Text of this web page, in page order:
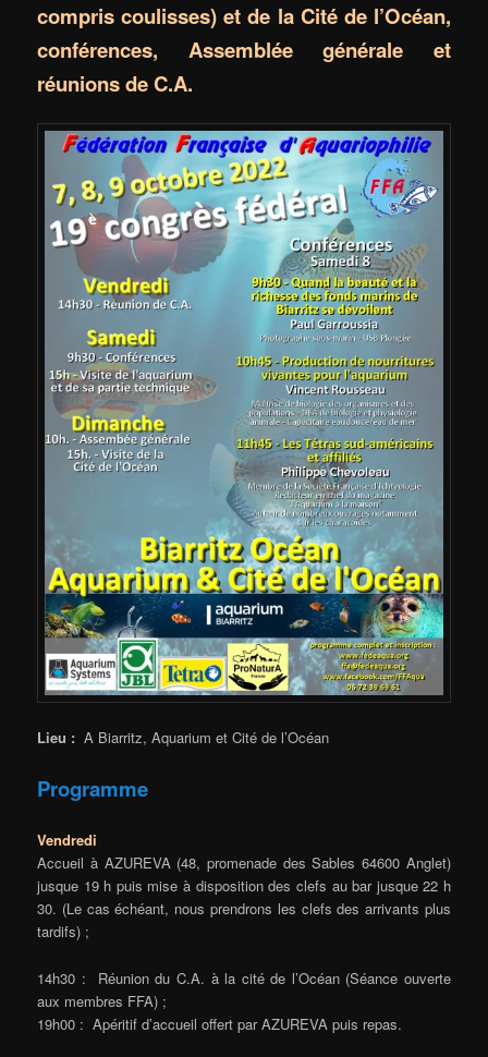
compris coulisses) et de la Cité de l’Océan,
conférences, Assemblée générale et
réunions de C.A.
Lieu : A Biarritz, Aquarium et Cité de l’Océan
Programme
Vendredi
Accueil à AZUREVA (48, promenade des Sables 64600 Anglet)
jusque 19 h puis mise à disposition des clefs au bar jusque 22 h
30. (Le cas échéant, nous prendrons les clefs des arrivants plus
tardifs) ;
14h30 : Réunion du C.A. à la cité de l’Océan (Séance ouverte
aux membres FFA) ;
19h00 : Apéritif d’accueil offert par AZUREVA puis repas.